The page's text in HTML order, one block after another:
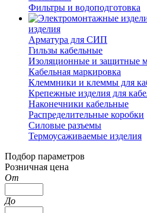
Фильтры и водоподготовка
изделия
Арматура для СИП
Гильзы кабельные
Изоляционные и защитные
Кабельная маркировка
Клеммники и клеммы для
Крепежные изделия для
Наконечники кабельные
Распределительные коробки
Силовые разъемы
Термоусаживаемые изделия
Подбор параметров
Розничная цена
От
До